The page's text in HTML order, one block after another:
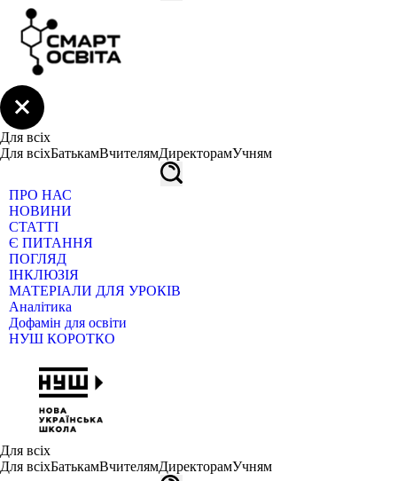
Для всіх
Для всіхБатькамВчителямДиректорамУчням
ПРО НАС
НОВИНИ
СТАТТІ
Є ПИТАННЯ
ПОГЛЯД
ІНКЛЮЗІЯ
МАТЕРІАЛИ ДЛЯ УРОКІВ
Аналітика
Дофамін для освіти
НУШ КОРОТКО
Для всіх
Для всіхБатькамВчителямДиректорамУчням